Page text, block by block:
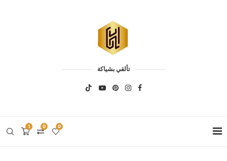
تألقي بشياكة
1 0 0